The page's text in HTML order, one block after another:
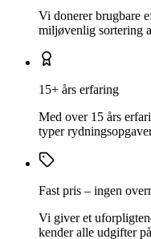
Vi donerer brugbare
miljøvenlig sortering
15+ års erfaring
Med over 15 års
typer
Fast pris – ingen
Vi giver et
kender alle udgifter